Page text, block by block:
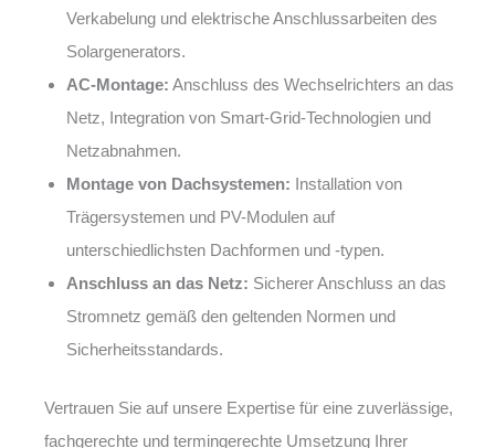
Verkabelung und elektrische Anschlussarbeiten des
Solargenerators.
AC-Montage: Anschluss des Wechselrichters an das
Netz, Integration von Smart-Grid-Technologien und
Netzabnahmen.
Montage von Dachsystemen: Installation von
Trägersystemen und PV-Modulen auf
unterschiedlichsten Dachformen und -typen.
Anschluss an das Netz: Sicherer Anschluss an das
Stromnetz gemäß den geltenden Normen und
Sicherheitsstandards.
Vertrauen Sie auf unsere Expertise für eine zuverlässige,
fachgerechte und termingerechte Umsetzung Ihrer